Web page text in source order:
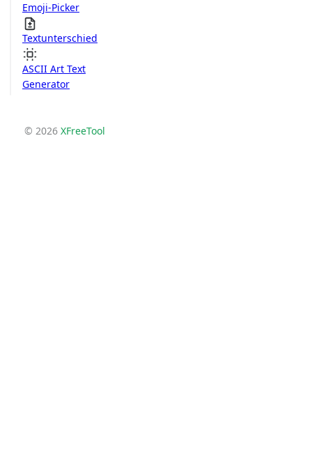
Emoji-Picker
Textunterschied
ASCII Art Text
Generator
© 2026 XFreeTool